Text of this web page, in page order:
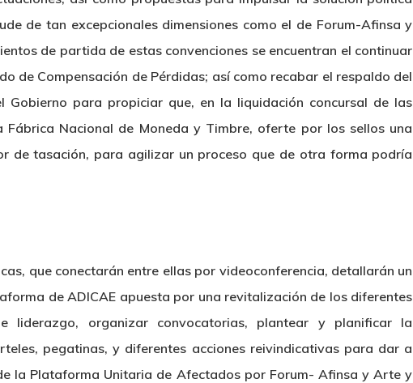
de tan excepcionales dimensiones como el de Forum-Afinsa y
de partida de estas convenciones se encuentran el continuar
de Compensación de Pérdidas; así como recabar el respaldo del
Gobierno para propiciar que, en la liquidación concursal de las
Fábrica Nacional de Moneda y Timbre, oferte por los sellos una
de tasación, para agilizar un proceso que de otra forma podría
que conectarán entre ellas por videoconferencia, detallarán un
de ADICAE apuesta por una revitalización de los diferentes
liderazgo, organizar convocatorias, plantear y planificar la
pegatinas, y diferentes acciones reivindicativas para dar a
la Plataforma Unitaria de Afectados por Forum- Afinsa y Arte y